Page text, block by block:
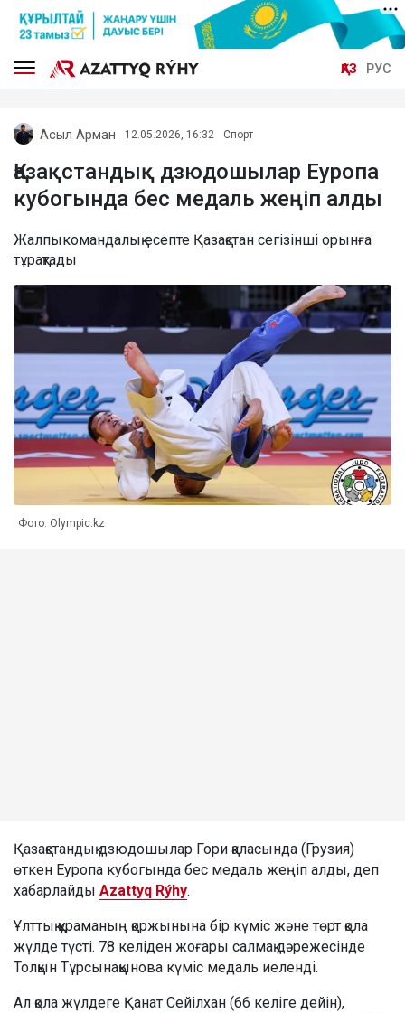
ҚАЗ РУС
Асыл Арман 12.05.2026, 16:32 Спорт
Қазақстандық дзюдошылар Еуропа
кубогында бес медаль жеңіп алды
Жалпыкомандалық есепте Қазақстан сегізінші орынға
тұрақтады
Фото: Olympic.kz
Қазақстандық дзюдошылар Гори қаласында (Грузия)
өткен Еуропа кубогында бес медаль жеңіп алды, деп
хабарлайды Azattyq Rýhy.
Ұлттық құраманың қоржынына бір күміс және төрт қола
жүлде түсті. 78 келіден жоғары салмақ дәрежесінде
Толқын Тұрсынақынова күміс медаль иеленді.
Ал қола жүлдеге Қанат Сейілхан (66 келіге дейін),